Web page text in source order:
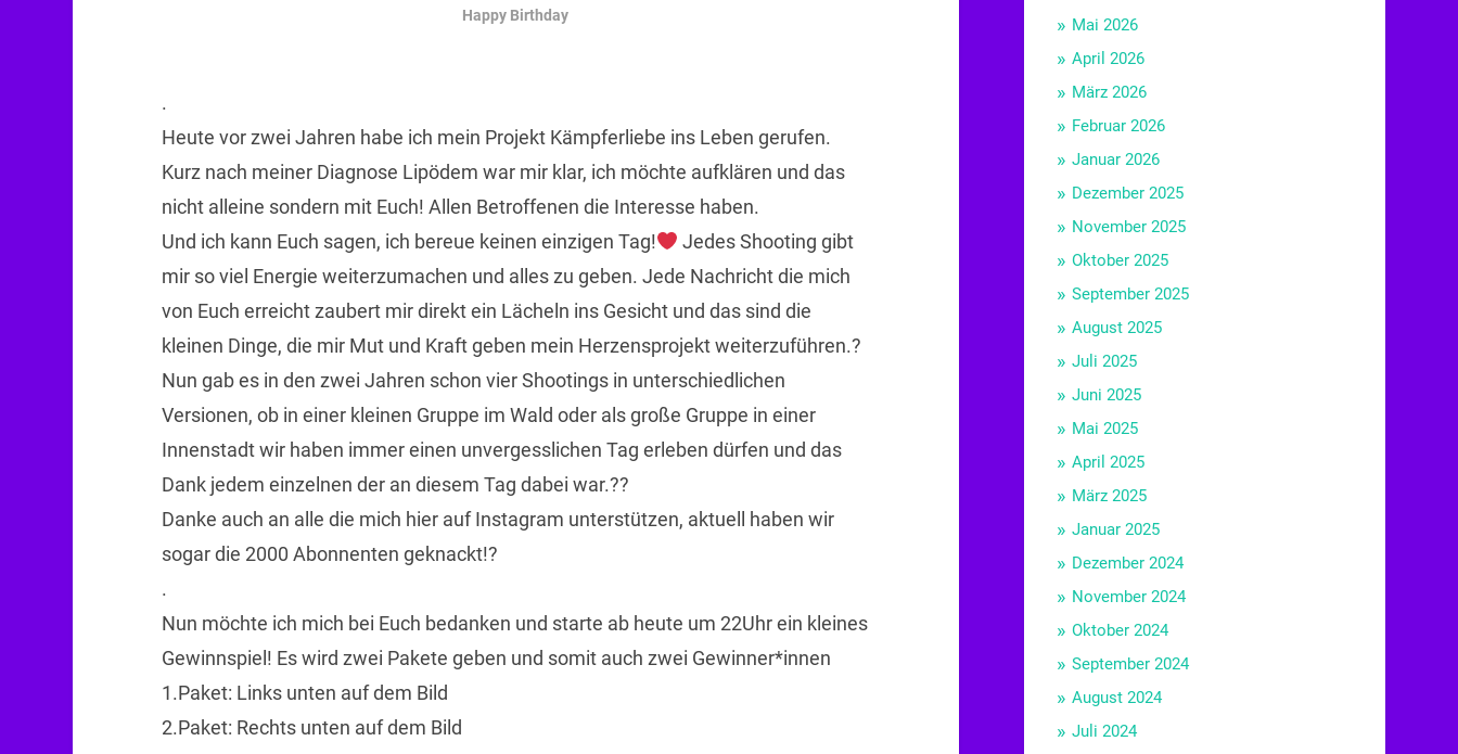
Happy Birthday
.
Heute vor zwei Jahren habe ich mein Projekt Kämpferliebe ins Leben gerufen.
Kurz nach meiner Diagnose Lipödem war mir klar, ich möchte aufklären und das
nicht alleine sondern mit Euch! Allen Betroffenen die Interesse haben.
Und ich kann Euch sagen, ich bereue keinen einzigen Tag!
Jedes Shooting gibt
mir so viel Energie weiterzumachen und alles zu geben. Jede Nachricht die mich
von Euch erreicht zaubert mir direkt ein Lächeln ins Gesicht und das sind die
kleinen Dinge, die mir Mut und Kraft geben mein Herzensprojekt weiterzuführen.?
Nun gab es in den zwei Jahren schon vier Shootings in unterschiedlichen
Versionen, ob in einer kleinen Gruppe im Wald oder als große Gruppe in einer
Innenstadt wir haben immer einen unvergesslichen Tag erleben dürfen und das
Dank jedem einzelnen der an diesem Tag dabei war.??
Danke auch an alle die mich hier auf Instagram unterstützen, aktuell haben wir
sogar die 2000 Abonnenten geknackt!?
.
Nun möchte ich mich bei Euch bedanken und starte ab heute um 22Uhr ein kleines
Gewinnspiel! Es wird zwei Pakete geben und somit auch zwei Gewinner*innen
1.Paket: Links unten auf dem Bild
2.Paket: Rechts unten auf dem Bild
Mai 2026
April 2026
März 2026
Februar 2026
Januar 2026
Dezember 2025
November 2025
Oktober 2025
September 2025
August 2025
Juli 2025
Juni 2025
Mai 2025
April 2025
März 2025
Januar 2025
Dezember 2024
November 2024
Oktober 2024
September 2024
August 2024
Juli 2024